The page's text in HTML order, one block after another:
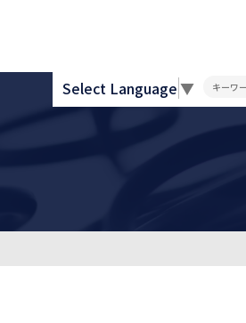
Select Language▼